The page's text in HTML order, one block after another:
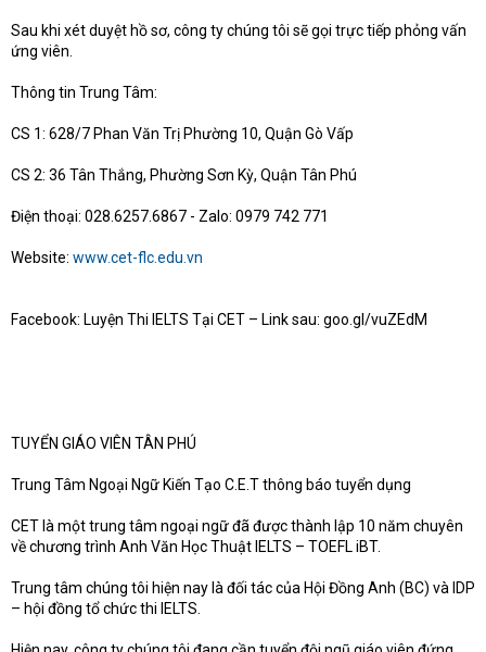
Sau khi xét duyệt hồ sơ, công ty chúng tôi sẽ gọi trực tiếp phỏng vấn
ứng viên.
Thông tin Trung Tâm:
CS 1: 628/7 Phan Văn Trị Phường 10, Quận Gò Vấp
CS 2: 36 Tân Thắng, Phường Sơn Kỳ, Quận Tân Phú
Điện thoại: 028.6257.6867 - Zalo: 0979 742 771
Website: www.cet-flc.edu.vn
Facebook: Luyện Thi IELTS Tại CET – Link sau: goo.gl/vuZEdM
TUYỂN GIÁO VIÊN TÂN PHÚ
Trung Tâm Ngoại Ngữ Kiến Tạo C.E.T thông báo tuyển dụng
CET là một trung tâm ngoại ngữ đã được thành lập 10 năm chuyên
về chương trình Anh Văn Học Thuật IELTS – TOEFL iBT.
Trung tâm chúng tôi hiện nay là đối tác của Hội Đồng Anh (BC) và IDP
– hội đồng tổ chức thi IELTS.